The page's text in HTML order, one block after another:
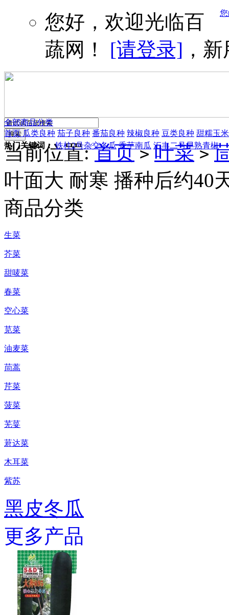
您好，欢迎光临百
蔬网！ [请登录] ，
热门关键词： 铁柱2号杂交冬瓜 香芋南瓜 汇丰二号早熟青椒
全部商品分类
首页 瓜类良种 茄子良种 番茄良种 辣椒良种 豆类良种 甜糯玉米
当前位置:首页 > 叶菜 >
叶面大 耐寒 播种后约40
商品分类
生菜
芥菜
甜唛菜
春菜
空心菜
苋菜
油麦菜
茼蒿
芹菜
菠菜
芜荽
莙达菜
木耳菜
紫苏
黑皮冬瓜
更多产品